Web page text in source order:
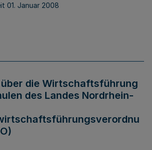
01. Januar 2008
die Wirtschaftsführung
des Landes Nordrhein-